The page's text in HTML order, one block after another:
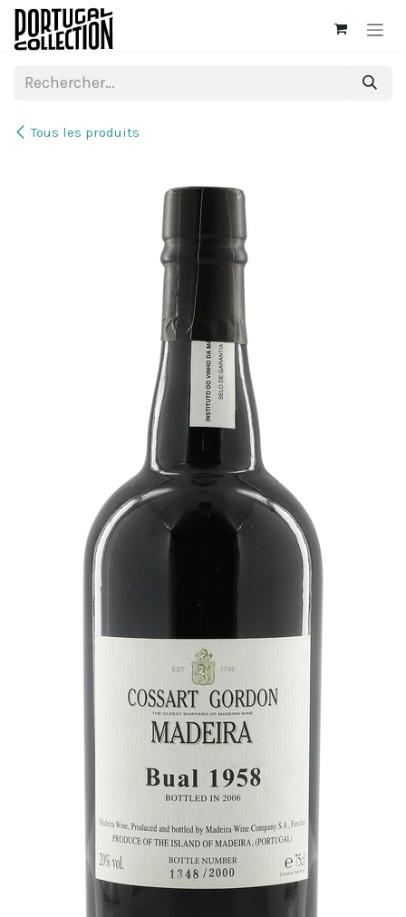
Se rendre au contenu
Tous les produits